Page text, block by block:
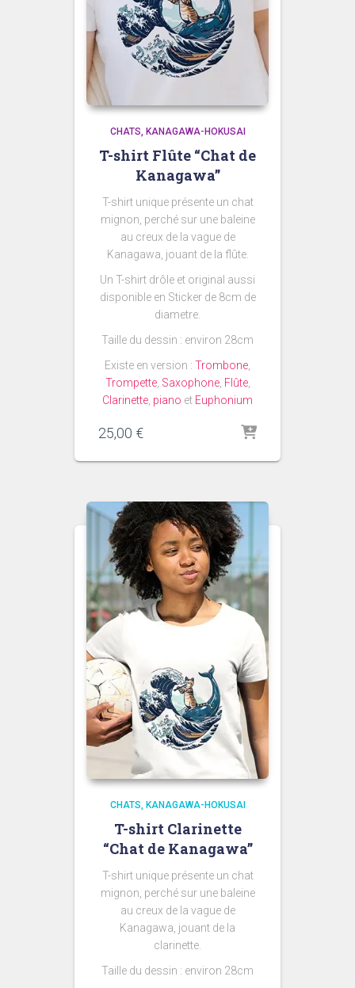
CHATS KANAGAWA-HOKUSAI
T-shirt Flûte “Chat de
Kanagawa”
T-shirt unique présente un chat
mignon, perché sur une baleine
au creux de la vague de
Kanagawa, jouant de la flûte.
Un T-shirt drôle et original aussi
disponible en Sticker de 8cm de
diametre.
Taille du dessin : environ 28cm
Existe en version : Trombone
Trompette, Saxophone, Flûte,
Clarinette piano et Euphonium
25,00 €
CHATS KANAGAWA-HOKUSAI
T-shirt Clarinette
“Chat de Kanagawa”
T-shirt unique présente un chat
mignon, perché sur une baleine
au creux de la vague de
Kanagawa, jouant de la
clarinette.
Taille du dessin : environ 28cm